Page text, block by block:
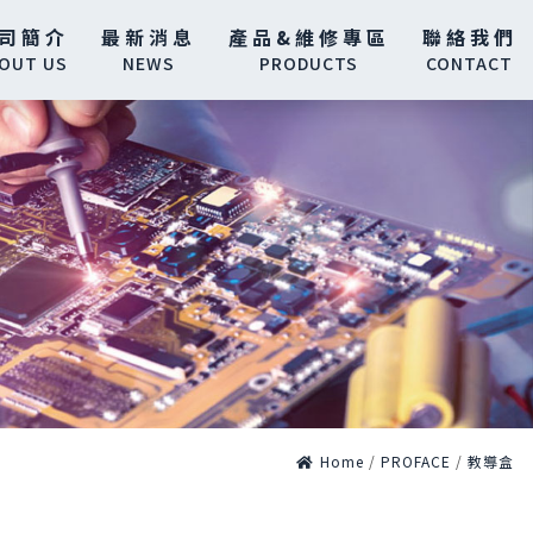
簡介
US
最新消息
NEWS
產品&維修專區
PRODUCTS
聯絡我們
CONTACT
Home / PROFACE / 教導盒